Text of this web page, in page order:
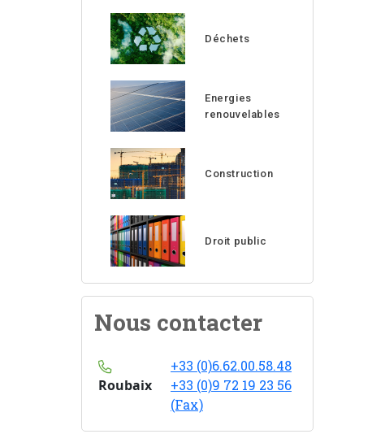
Déchets
Energies
renouvelables
Construction
Droit public
Nous contacter
Roubaix
+33 (0)6.62.00.58.48
+33 (0)9 72 19 23 56
(Fax)